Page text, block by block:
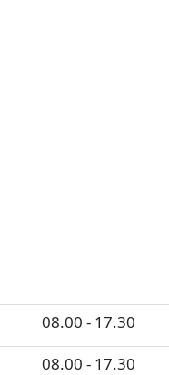
08.00 - 17.30
08.00 - 17.30